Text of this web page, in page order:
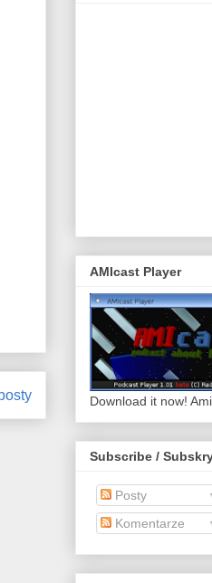
AMIcast Player
Download it now!
Subscribe /
Posty
Komentarze